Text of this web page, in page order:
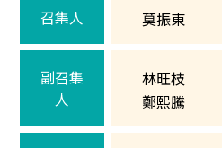
召集人 莫振東
副召集
人
林旺枝
鄭熙騰